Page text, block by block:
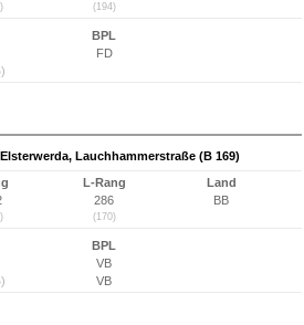
(194)
BPL
FD
Lauchhammerstraße (B 169)
L-Rang
286
(170)
Land
BB
BPL
VB
VB